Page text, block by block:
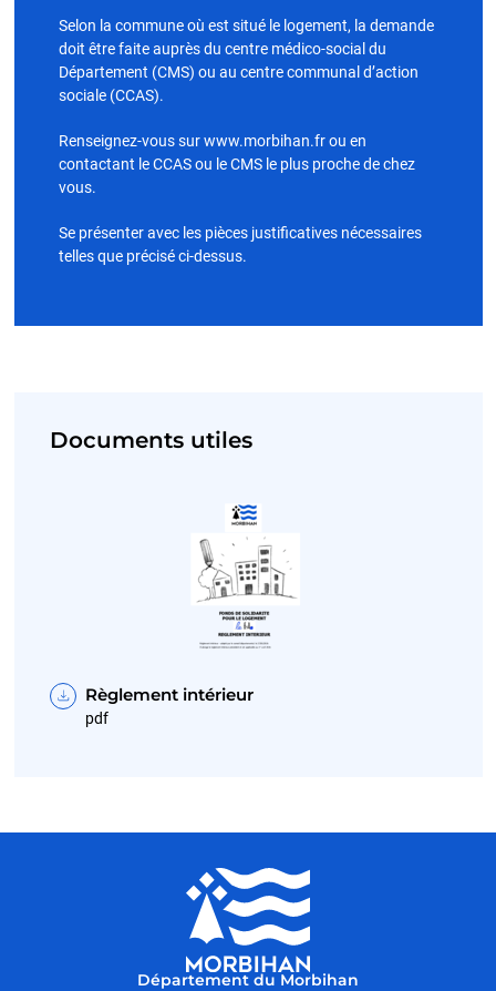
Selon la commune où est situé le logement, la demande
doit être faite auprès du centre médico-social du
Département (CMS) ou au centre communal d’action
sociale (CCAS).
Renseignez-vous sur www.morbihan.fr ou en
contactant le CCAS ou le CMS le plus proche de chez
vous.
Se présenter avec les pièces justificatives nécessaires
telles que précisé ci-dessus.
Documents utiles
Règlement intérieur
pdf
Département du Morbihan